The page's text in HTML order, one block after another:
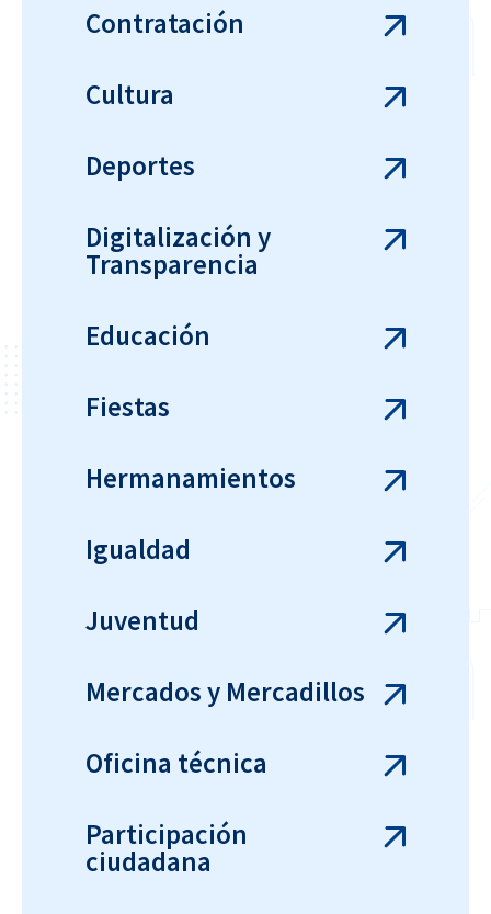
Contratación
Cultura
Deportes
Digitalización y
Transparencia
Educación
Fiestas
Hermanamientos
Igualdad
Juventud
Mercados y Mercadillos
Oficina técnica
Participación
ciudadana